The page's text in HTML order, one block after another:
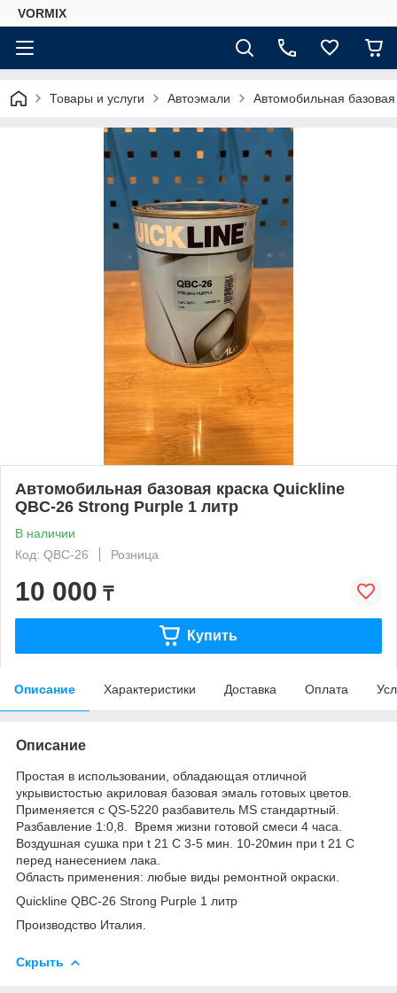
VORMIX
Товары и услуги Автоэмали Автомобильная
Автомобильная базовая краска Quickline
QBC-26 Strong Purple 1 литр
В наличии
Код: QBC-26
Розница
10 000 ₸
Купить
Описание Характеристики Доставка Оплата
Описание
Простая в использовании, обладающая отличной
укрывистостью акриловая базовая эмаль готовых цветов.
Применяется с QS-5220 разбавитель MS стандартный.
Разбавление 1:0,8. Время жизни готовой смеси 4 часа.
Воздушная сушка при t 21 С 3-5 мин. 10-20мин при t 21 С
перед нанесением лака.
Область применения: любые виды ремонтной окраски.
Quickline QBC-26 Strong Purple 1 литр
Производство Италия.
Скрыть